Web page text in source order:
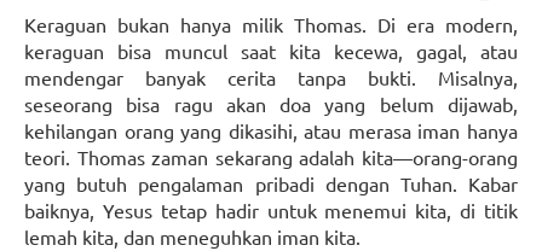
Keraguan bukan hanya milik Thomas. Di era modern,
keraguan bisa muncul saat kita kecewa, gagal, atau
mendengar banyak cerita tanpa bukti. Misalnya,
seseorang bisa ragu akan doa yang belum dijawab,
kehilangan orang yang dikasihi, atau merasa iman hanya
teori. Thomas zaman sekarang adalah kita—orang-orang
yang butuh pengalaman pribadi dengan Tuhan. Kabar
baiknya, Yesus tetap hadir untuk menemui kita, di titik
lemah kita, dan meneguhkan iman kita.